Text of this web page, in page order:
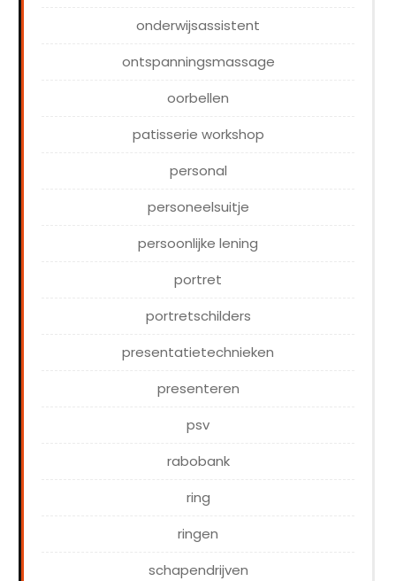
onderwijsassistent
ontspanningsmassage
oorbellen
patisserie workshop
personal
personeelsuitje
persoonlijke lening
portret
portretschilders
presentatietechnieken
presenteren
psv
rabobank
ring
ringen
schapendrijven